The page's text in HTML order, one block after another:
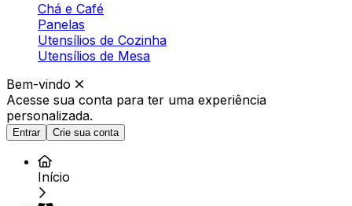
Chá e Café
Panelas
Utensílios de Cozinha
Utensílios de Mesa
Bem-vindo
Acesse sua conta para ter uma experiência
personalizada.
Entrar Crie sua conta
Início